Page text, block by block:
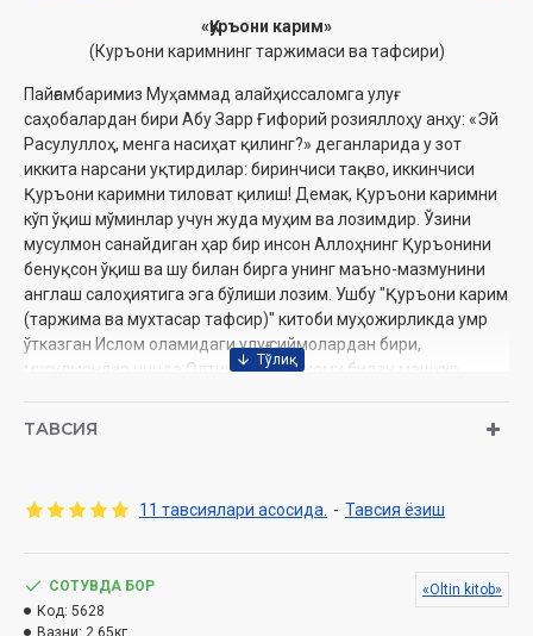
«Қуръони карим»
(Куръони каримнинг таржимаси ва тафсири)
Пайғамбаримиз Муҳаммад алайҳиссаломга улуғ
саҳобалардан бири Абу Зарр Ғифорий розияллоҳу анҳу: «Эй
Расулуллоҳ, менга насиҳат қилинг?» деганларида у зот
иккита нарсани уқтирдилар: биринчиси тақво, иккинчиси
Қуръони каримни тиловат қилиш! Демак, Қуръони каримни
кўп ўқиш мўминлар учун жуда муҳим ва лозимдир. Ўзини
мусулмон санайдиган ҳар бир инсон Аллоҳнинг Қуръонини
бенуқсон ўқиш ва шу билан бирга унинг маъно-мазмунини
англаш салоҳиятига эга бўлиши лозим. Ушбу "Қуръони карим
(таржима ва мухтасар тафсир)" китоби муҳожирликда умр
ўтказган Ислом оламидаги улуғ сиймолардан бири,
мусулмонлар ичида Олтинхон тўра номи билан машҳур
ҳазратлари қаламига мансуб бўлиб, мазкур китоб 1993 йил
тарихий аҳамиятини ҳисобга олган ҳолда зарур ўринларда
Муаллиф:Саййид Маҳмудхон Тарозий (Олтинхон тўра)
Нашриёт:«Oltin kitob»
ТАВСИЯ
11 тавсиялари асосида. - Тавсия ёзиш
СОТУВДА БОР
Код: 5628
«Oltin kitob»